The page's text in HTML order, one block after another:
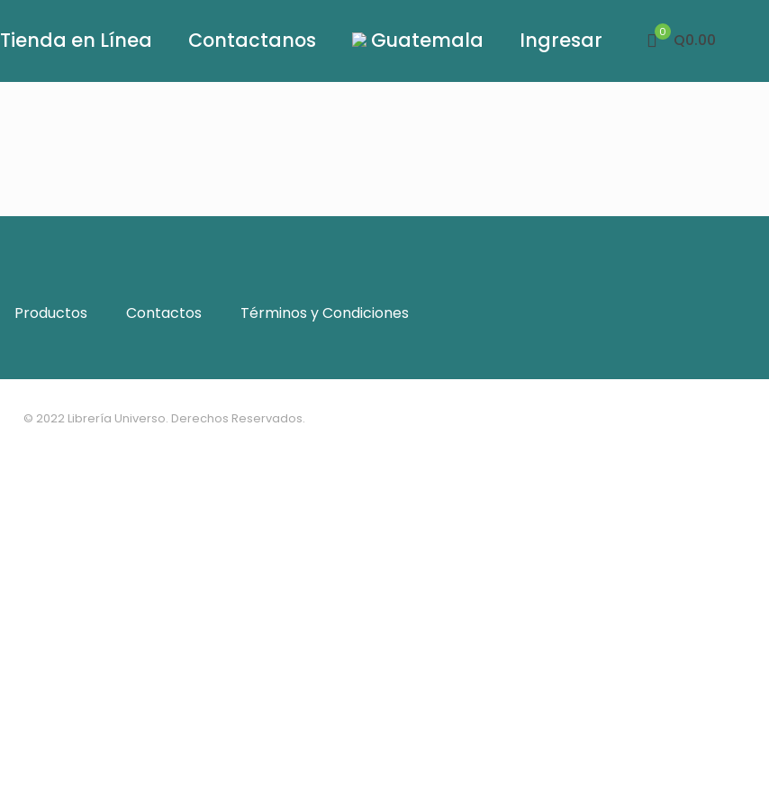
Tienda en Línea Contactanos Guatemala Ingresar 0 Q0.00
Productos Contactos Términos y Condiciones
© 2022 Librería Universo. Derechos Reservados.